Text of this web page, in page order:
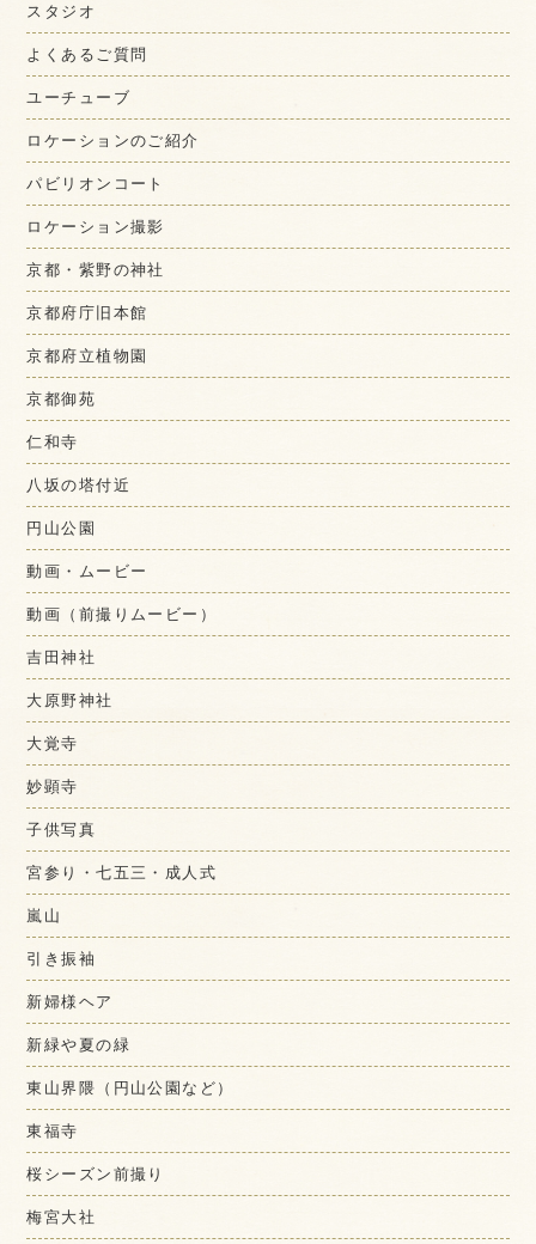
スタジオ
よくあるご質問
ユーチューブ
ロケーションのご紹介
パビリオンコート
ロケーション撮影
京都・紫野の神社
京都府庁旧本館
京都府立植物園
京都御苑
仁和寺
八坂の塔付近
円山公園
動画・ムービー
動画（前撮りムービー）
吉田神社
大原野神社
大覚寺
妙顕寺
子供写真
宮参り・七五三・成人式
嵐山
引き振袖
新婦様ヘア
新緑や夏の緑
東山界隈（円山公園など）
東福寺
桜シーズン前撮り
梅宮大社